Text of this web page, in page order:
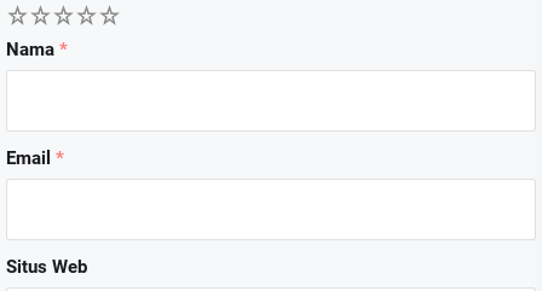
5
4
3
2
Nama *
Email *
Situs Web